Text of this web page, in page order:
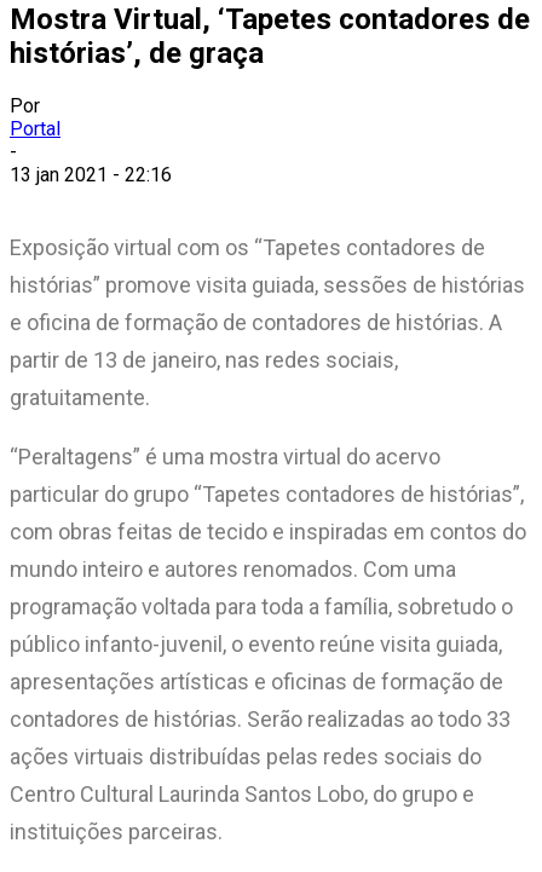
Mostra Virtual, ‘Tapetes contadores de
histórias’, de graça
Por
Portal
-
13 jan 2021 - 22:16
Exposição virtual com os “Tapetes contadores de
histórias” promove visita guiada, sessões de histórias
e oficina de formação de contadores de histórias. A
partir de 13 de janeiro, nas redes sociais,
gratuitamente.
“Peraltagens” é uma mostra virtual do acervo
particular do grupo “Tapetes contadores de histórias”,
com obras feitas de tecido e inspiradas em contos do
mundo inteiro e autores renomados. Com uma
programação voltada para toda a família, sobretudo o
público infanto-juvenil, o evento reúne visita guiada,
apresentações artísticas e oficinas de formação de
contadores de histórias. Serão realizadas ao todo 33
ações virtuais distribuídas pelas redes sociais do
Centro Cultural Laurinda Santos Lobo, do grupo e
instituições parceiras.